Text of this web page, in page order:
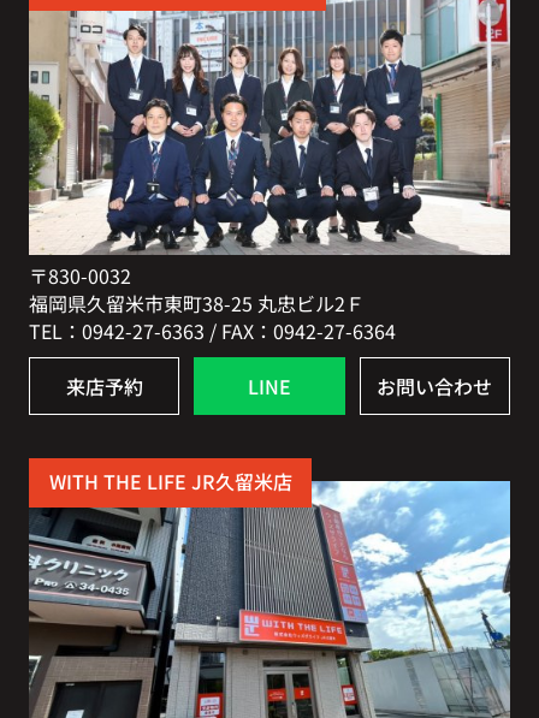
〒830-0032
福岡県久留米市東町38-25 丸忠ビル2Ｆ
TEL：0942-27-6363 / FAX：0942-27-6364
来店予約 LINE お問い合わせ
WITH THE LIFE JR久留米店